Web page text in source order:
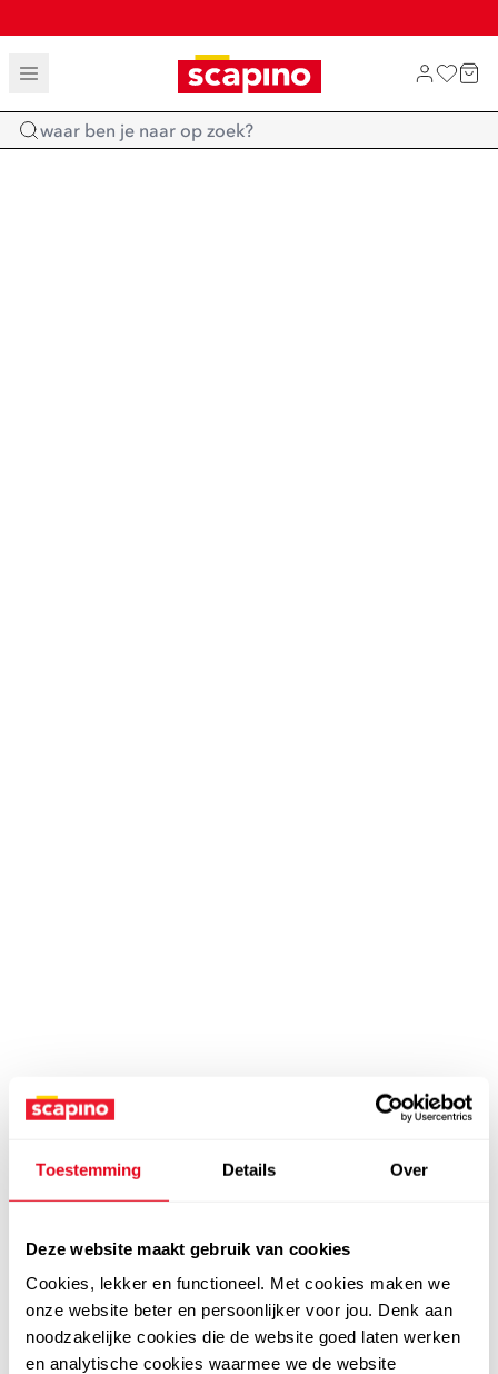
Toestemming Details Over
Deze website maakt gebruik van cookies
Cookies, lekker en functioneel. Met cookies maken we
onze website beter en persoonlijker voor jou. Denk aan
noodzakelijke cookies die de website goed laten werken
en analytische cookies waarmee we de website
TOT 70% KORTING OP SALE
SALE: LAATSTE KANS!
SHOP NIEUW
Home